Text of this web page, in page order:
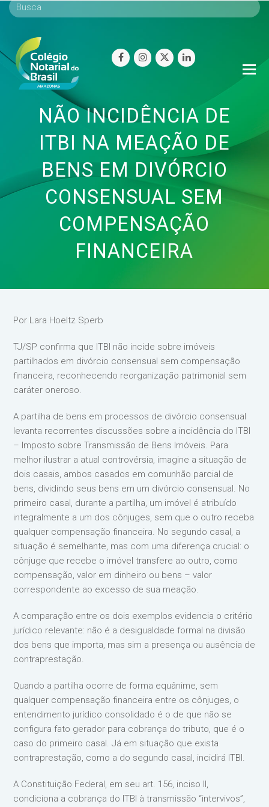
facebookinstagram
twitterlinkedin
NÃO INCIDÊNCIA DE
ITBI NA MEAÇÃO DE
BENS EM DIVÓRCIO
CONSENSUAL SEM
COMPENSAÇÃO
FINANCEIRA
Por Lara Hoeltz Sperb
TJ/SP confirma que ITBI não incide sobre imóveis
partilhados em divórcio consensual sem compensação
financeira, reconhecendo reorganização patrimonial sem
caráter oneroso.
A partilha de bens em processos de divórcio consensual
levanta recorrentes discussões sobre a incidência do ITBI
– Imposto sobre Transmissão de Bens Imóveis. Para
melhor ilustrar a atual controvérsia, imagine a situação de
dois casais, ambos casados em comunhão parcial de
bens, dividindo seus bens em um divórcio consensual. No
primeiro casal, durante a partilha, um imóvel é atribuído
integralmente a um dos cônjuges, sem que o outro receba
qualquer compensação financeira. No segundo casal, a
situação é semelhante, mas com uma diferença crucial: o
cônjuge que recebe o imóvel transfere ao outro, como
compensação, valor em dinheiro ou bens – valor
correspondente ao excesso de sua meação.
A comparação entre os dois exemplos evidencia o critério
jurídico relevante: não é a desigualdade formal na divisão
dos bens que importa, mas sim a presença ou ausência de
contraprestação.
Quando a partilha ocorre de forma equânime, sem
qualquer compensação financeira entre os cônjuges, o
entendimento jurídico consolidado é o de que não se
configura fato gerador para cobrança do tributo, que é o
caso do primeiro casal. Já em situação que exista
contraprestação, como a do segundo casal, incidirá ITBI.
A Constituição Federal, em seu art. 156, inciso II,
condiciona a cobrança do ITBI à transmissão “intervivos”,